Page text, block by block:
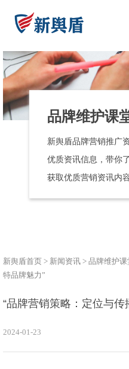
品牌维护课
新舆盾品牌营销推广
优质资讯信息，带你
获取优质营销资讯内容
新舆盾首页 > 新闻资讯 > 品牌维护课
特品牌魅力”
“品牌营销策略：定位与传
2024-01-23